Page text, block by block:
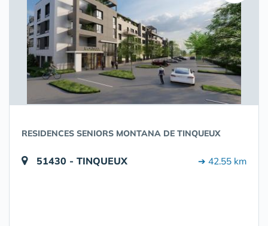
RESIDENCES SENIORS MONTANA DE TINQUEUX
51430 - TINQUEUX ➔ 42.55 km